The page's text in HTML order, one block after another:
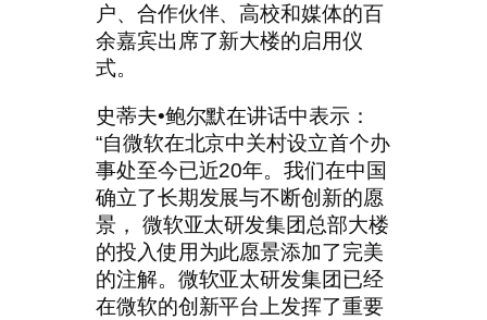
户、合作伙伴、高校和媒体的百
余嘉宾出席了新大楼的启用仪
式。
史蒂夫•鲍尔默在讲话中表示：
“自微软在北京中关村设立首个办
事处至今已近20年。我们在中国
确立了长期发展与不断创新的愿
景， 微软亚太研发集团总部大楼
的投入使用为此愿景添加了完美
的注解。微软亚太研发集团已经
在微软的创新平台上发挥了重要